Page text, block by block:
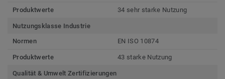
Produktwerte 34 sehr starke Nutzung
Nutzungsklasse Industrie
Normen
EN ISO 10874
Produktwerte 43 starke Nutzung
Qualität & Umwelt Zertifizierungen